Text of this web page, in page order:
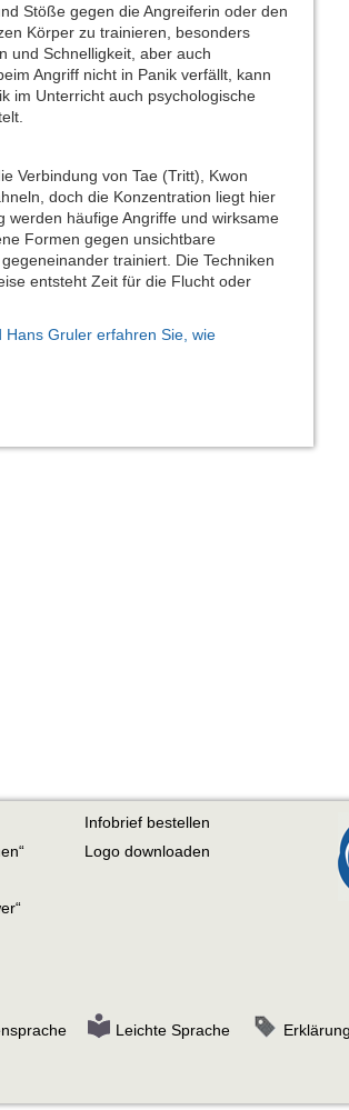
Stöße gegen die Angreiferin oder den
Körper zu trainieren, besonders
und Schnelligkeit, aber auch
Angriff nicht in Panik verfällt, kann
im Unterricht auch psychologische
Verbindung von Tae (Tritt), Kwon
doch die Konzentration liegt hier
werden häufige Angriffe und wirksame
Formen gegen unsichtbare
trainiert. Die Techniken
entsteht Zeit für die Flucht oder
Hans Gruler erfahren Sie, wie
Infobrief bestellen
Logo downloaden
Leichte Sprache